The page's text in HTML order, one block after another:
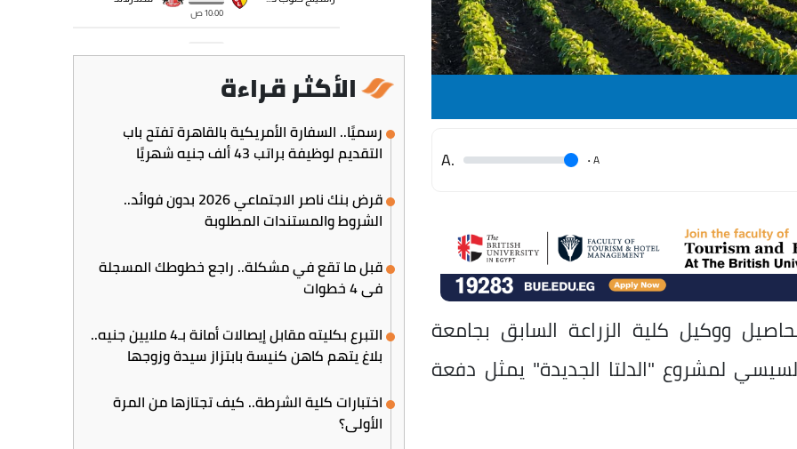
A
.
.A
ووكيل كلية الزراعة السابق بجامعة
لمشروع "الدلتا الجديدة" يمثل دفعة
الأكثر قراءة
رسميًا.. السفارة الأمريكية بالقاهرة تفتح باب
التقديم لوظيفة براتب 43 ألف جنيه شهريًا
قرض بنك ناصر الاجتماعي 2026 بدون فوائد..
الشروط والمستندات المطلوبة
قبل ما تقع في مشكلة.. راجع خطوطك المسجلة
في 4 خطوات
التبرع بكليته مقابل إيصالات أمانة بـ4 ملايين جنيه..
بلاغ يتهم كاهن كنيسة بابتزاز سيدة وزوجها
اختبارات كلية الشرطة.. كيف تجتازها من المرة
الأولى؟